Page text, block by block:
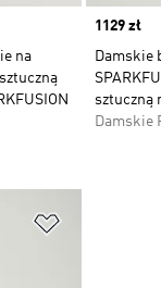
na
Price
1129 zł
Damskie
sztuczną
Damskie